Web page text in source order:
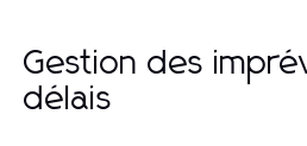
Gestion des
délais